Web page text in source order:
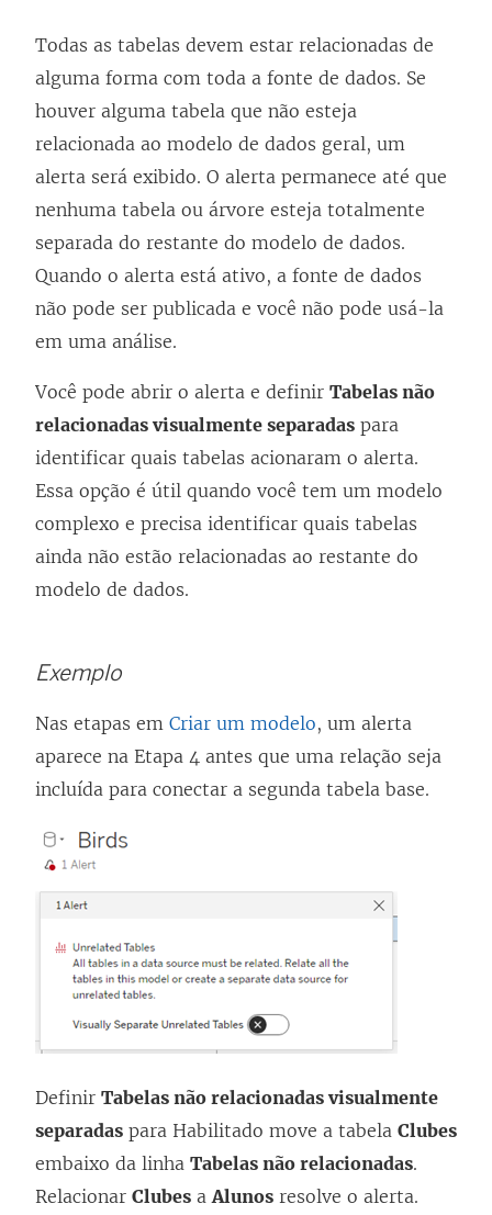
Todas as tabelas devem estar relacionadas de
alguma forma com toda a fonte de dados. Se
houver alguma tabela que não esteja
relacionada ao modelo de dados geral, um
alerta será exibido. O alerta permanece até que
nenhuma tabela ou árvore esteja totalmente
separada do restante do modelo de dados.
Quando o alerta está ativo, a fonte de dados
não pode ser publicada e você não pode usá-la
em uma análise.
Você pode abrir o alerta e definir Tabelas não
relacionadas visualmente separadas para
identificar quais tabelas acionaram o alerta.
Essa opção é útil quando você tem um modelo
complexo e precisa identificar quais tabelas
ainda não estão relacionadas ao restante do
modelo de dados.
Exemplo
Nas etapas em Criar um modelo, um alerta
aparece na Etapa 4 antes que uma relação seja
incluída para conectar a segunda tabela base.
Definir Tabelas não relacionadas visualmente
separadas para Habilitado move a tabela Clubes
embaixo da linha Tabelas não relacionadas.
Relacionar Clubes aAlunos resolve o alerta.